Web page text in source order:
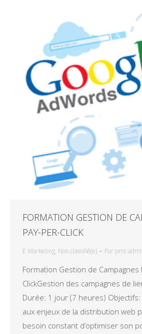
FORMATION GESTION DE
PAY-PER-CLICK
E-Marketing, Non classifié(e) Par pmt-
Formation Gestion de Campagnes
ClickGestion des campagnes de
Durée: 1 jour (7 heures)
aux enjeux de la distribution web
besoin constant d’optimiser son